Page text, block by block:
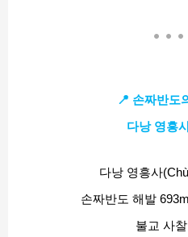
📍 손짜반도
다낭 영흥
다낭 영흥사
손짜반도 해발
불교 사